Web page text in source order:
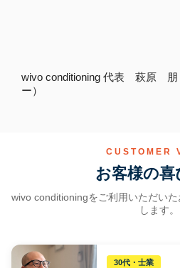
wivo conditioning 代表 萩原 朋
ー）
CUSTOMER
お客様の喜
wivo conditioningをご利用いただい
します。
30代・士業